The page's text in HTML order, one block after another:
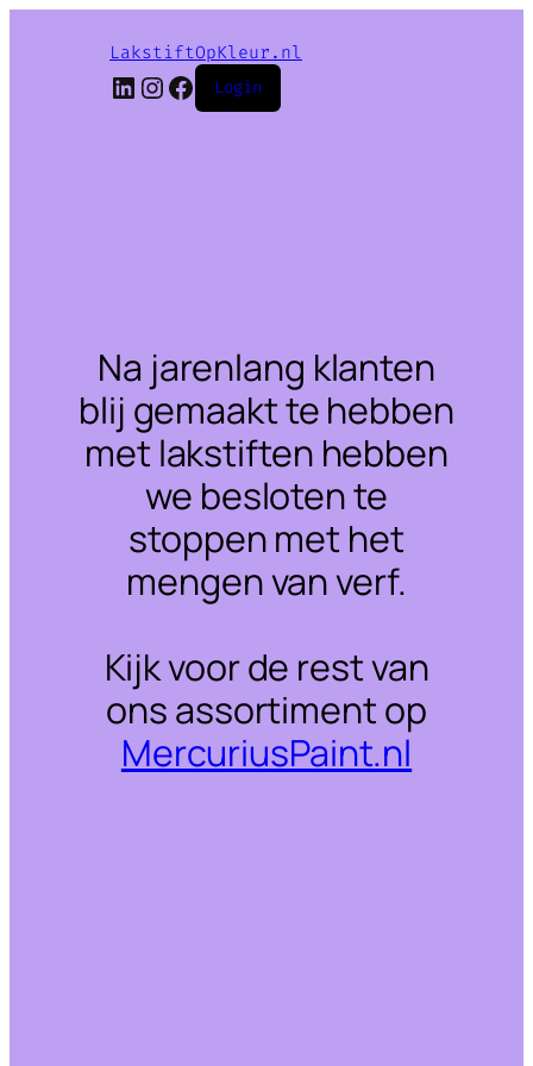
LakstiftOpKleur.nl
LinkedIn
Instagram
Facebook
Login
Na jarenlang klanten
blij gemaakt te hebben
met lakstiften hebben
we besloten te
stoppen met het
mengen van verf.
Kijk voor de rest van
ons assortiment op
MercuriusPaint.nl